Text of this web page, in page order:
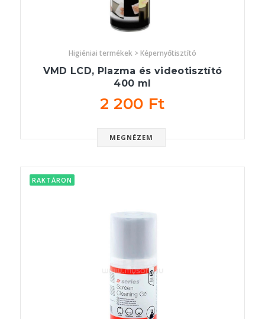
Higiéniai termékek > Képernyőtisztító
VMD LCD, Plazma és videotisztító
400 ml
2 200 Ft
MEGNÉZEM
RAKTÁRON